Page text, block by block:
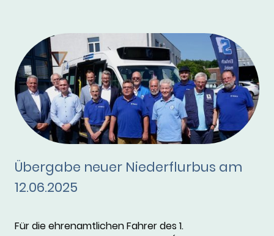
Übergabe neuer Niederflurbus am
12.06.2025
Für die ehrenamtlichen Fahrer des 1.